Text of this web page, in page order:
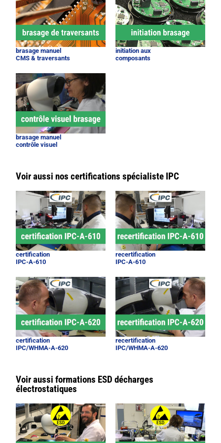
brasage manuel
CMS & traversants
initiation aux
composants
brasage manuel
contrôle visuel
Voir aussi nos certifications spécialiste IPC
certification
IPC-A-610
recertification
IPC-A-610
certification
IPC/WHMA-A-620
recertification
IPC/WHMA-A-620
Voir aussi formations ESD décharges
électrostatiques